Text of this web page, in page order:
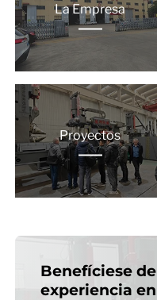
La Empresa
Proyectos
Benefíciese
experiencia